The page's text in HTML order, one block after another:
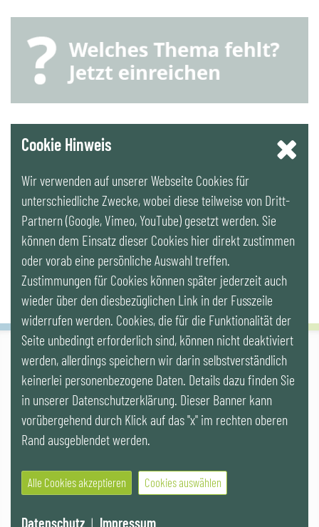
YouTube
LinkedIn
Newsletter
IG LEBENSZYKLUS BAU
Wipplingerstr. 10/Top 9, Stoß im Himmel, A-1010 Wien
office@ig-lebenszyklus.at
Kontakt
Videos |Veranstaltungen
© 2021 IG LEBENSZYKLUS BAU
Website by SUNNY ROCKET MediaHouse
Cookie Hinweis
Wir verwenden auf unserer Webseite Cookies für
unterschiedliche Zwecke, wobei diese teilweise von Dritt-
Partnern (Google, Vimeo, YouTube) gesetzt werden. Sie
können dem Einsatz dieser Cookies hier direkt zustimmen
oder vorab eine persönliche Auswahl treffen.
Zustimmungen für Cookies können später jederzeit auch
wieder über den diesbezüglichen Link in der Fusszeile
widerrufen werden. Cookies, die für die Funktionalität der
Seite unbedingt erforderlich sind, können nicht deaktiviert
werden, allerdings speichern wir darin selbstverständlich
keinerlei personenbezogene Daten. Details dazu finden Sie
in unserer Datenschutzerklärung. Dieser Banner kann
vorübergehend durch Klick auf das "x" im rechten oberen
Rand ausgeblendet werden.
Alle Cookies akzeptieren Cookies auswählen
Datenschutz | Impressum